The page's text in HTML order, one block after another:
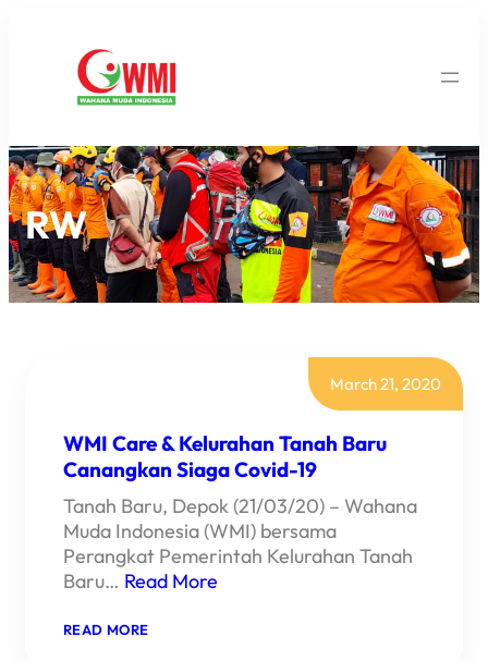
RW
March 21, 2020
WMI Care & Kelurahan Tanah Baru
Canangkan Siaga Covid-19
Tanah Baru, Depok (21/03/20) – Wahana
Muda Indonesia (WMI) bersama
Perangkat Pemerintah Kelurahan Tanah
Baru… Read More
READ MORE: